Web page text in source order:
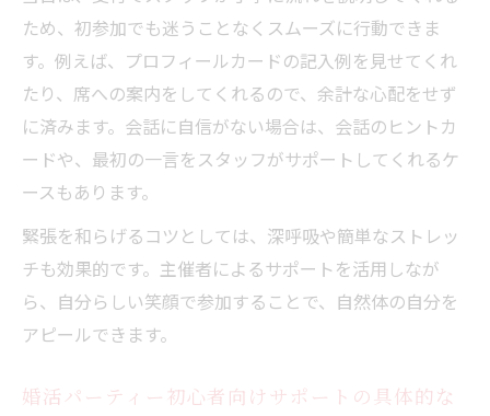
術
婚活パーティー当日の身だしなみサポート
の活かし方
第一印象アップに役立つ婚活パーティーサ
ポート
ポート
会話力を高める婚活パーティーの印象サポ
ート
婚活パーティーで避けたいタブー質問とサ
ため、初参加でも迷うことなくスムーズに行動できま
す。例えば、プロフィールカードの記入例を見せてくれ
たり、席への案内をしてくれるので、余計な心配をせず
に済みます。会話に自信がない場合は、会話のヒントカ
ードや、最初の一言をスタッフがサポートしてくれるケ
ースもあります。
緊張を和らげるコツとしては、深呼吸や簡単なストレッ
チも効果的です。主催者によるサポートを活用しなが
ら、自分らしい笑顔で参加することで、自然体の自分を
アピールできます。
婚活パーティー初心者向けサポートの具体的な